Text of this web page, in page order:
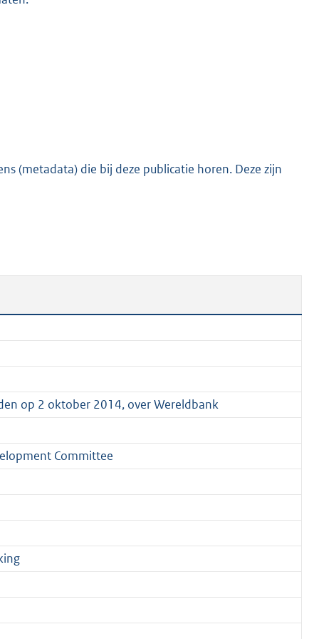
(metadata) die bij deze publicatie horen. Deze zijn
op 2 oktober 2014, over Wereldbank
Committee